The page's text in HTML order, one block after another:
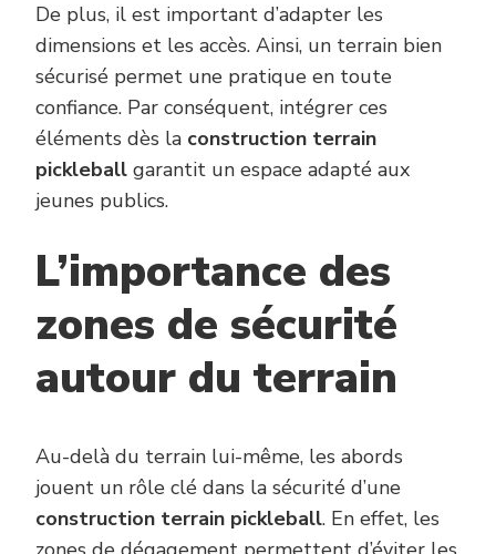
De plus, il est important d’adapter les
dimensions et les accès. Ainsi, un terrain bien
sécurisé permet une pratique en toute
confiance. Par conséquent, intégrer ces
éléments dès la construction terrain
pickleball garantit un espace adapté aux
jeunes publics.
L’importance des
zones de sécurité
autour du terrain
Au-delà du terrain lui-même, les abords
jouent un rôle clé dans la sécurité d’une
construction terrain pickleball. En effet, les